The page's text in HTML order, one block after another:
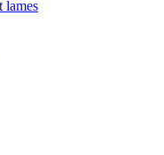
lames